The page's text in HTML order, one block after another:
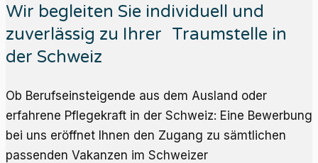
Wir begleiten Sie individuell und
zuverlässig zu Ihrer Traumstelle in
der Schweiz
Ob Berufseinsteigende aus dem Ausland oder
erfahrene Pflegekraft in der Schweiz: Eine Bewerbung
bei uns eröffnet Ihnen den Zugang zu sämtlichen
passenden Vakanzen im Schweizer